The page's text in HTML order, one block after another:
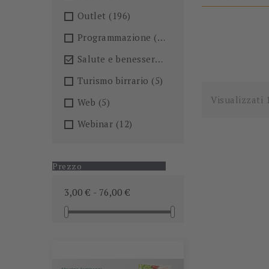
Outlet (196)
Programmazione (26)
 Salute e benessere
Turismo birrario (5)
Web (5)
Webinar (12)
Prezzo
3,00 € - 76,00 €
Visualizzati